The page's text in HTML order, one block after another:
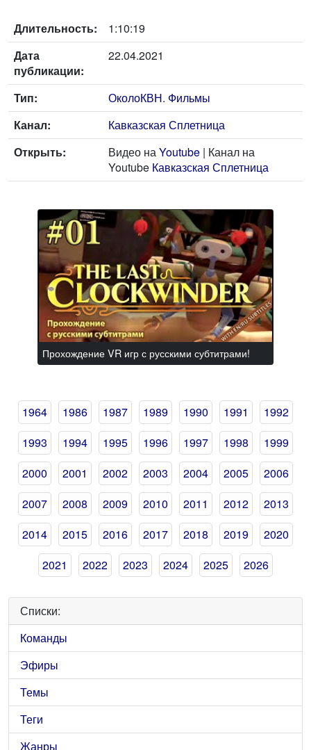
Длительность:
1:10:19
Дата
публикации:
22.04.2021
Тип: ОколоКВН. Фильмы
Канал:
Кавказская Сплетница
Открыть:
Видео наYoutube | Канал на
Youtube Кавказская Сплетница
Прохождение VR игр с русскими субтитрами!
1964 1986 1987 1989 1990 1991
1992
1993
1994 1995 1996 1997 1998
1999
2000
2001 2002 2003 2004 2005
2006
2007
2008 2009 2010 2011 2012
2013
2014
2015 2016 2017 2018 2019
2020
2021
2022 2023 2024 2025 2026
Списки:
Команды
Эфиры
Темы
Теги
Жанры